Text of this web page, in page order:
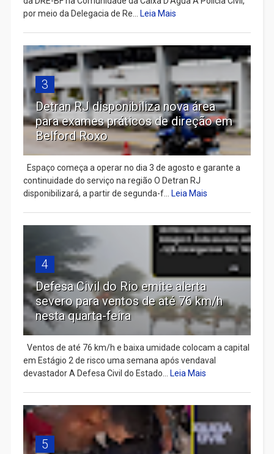
por meio da Delegacia de Re...
Leia Mais
3
Detran RJ disponibiliza nova área
para exames práticos de direção em
Belford Roxo
Espaço começa a operar no dia 3 de agosto e garante a
continuidade do serviço na região O Detran RJ
disponibilizará, a partir de segunda-f...
Leia Mais
4
Defesa Civil do Rio emite alerta
severo para ventos de até 76 km/h
nesta quarta-feira
Ventos de até 76 km/h e baixa umidade colocam a capital
em Estágio 2 de risco uma semana após vendaval
devastador A Defesa Civil do Estado...
Leia Mais
5